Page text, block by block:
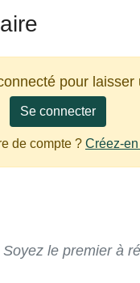
pour laisser
Se connecter
de compte ? Créez-
le premier à